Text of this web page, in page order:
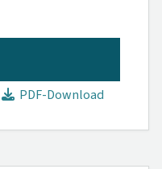
PDF-Download